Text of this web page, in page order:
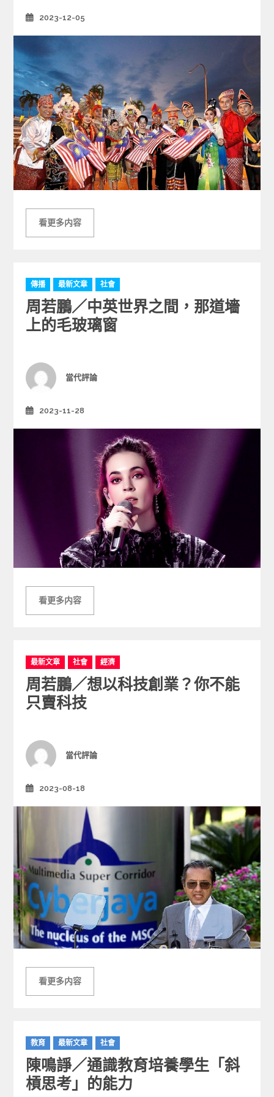
2023-12-05
看更多内容
C
a
t
g
i
e
傳播 最新文章 社會
周若鵬／中英世界之間，那道墻
上的毛玻璃窗
Author
當代評論
2023-11-28
看更多内容
C
a
t
e
g
i
e
最新文章 社會 經濟
周若鵬／想以科技創業？你不能
只賣科技
Author
當代評論
2023-08-18
看更多内容
C
a
t
e
g
教育 最新文章 社會
陳鳴諍／通識教育培養學生「斜
槓思考」的能力